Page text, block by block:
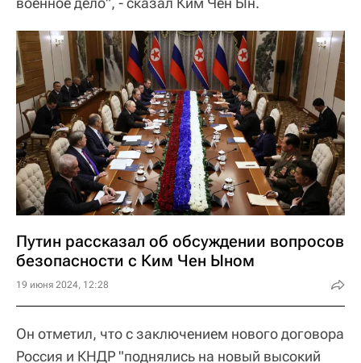
Путин рассказал об обсуждении вопросов
безопасности с Ким Чен Ыном
19 июня 2024, 12:28
Он отметил, что с заключением нового договора
Россия и КНДР "поднялись на новый высокий